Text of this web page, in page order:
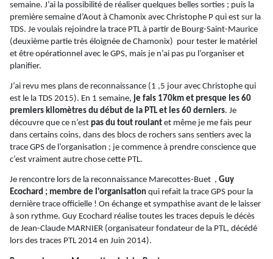
semaine. J’ai la possibilité de réaliser quelques belles sorties ; puis la
première semaine d’Aout à Chamonix avec Christophe P qui est sur la
TDS. Je voulais rejoindre la trace PTL à partir de Bourg-Saint-Maurice
(deuxième partie très éloignée de Chamonix) pour tester le matériel
et être opérationnel avec le GPS, mais je n’ai pas pu l’organiser et
planifier.
J’ai revu mes plans de reconnaissance (1 ,5 jour avec Christophe qui
est le la TDS 2015). En 1 semaine, je fais 170km et presque les 60
premiers kilomètres du début de la PTL et les 60 derniers. Je
découvre que ce n’est pas du tout roulant et même je me fais peur
dans certains coins, dans des blocs de rochers sans sentiers avec la
trace GPS de l’organisation ; je commence à prendre conscience que
c’est vraiment autre chose cette PTL.
Je rencontre lors de la reconnaissance Marecottes-Buet , Guy
Ecochard ; membre de l’organisation qui refait la trace GPS pour la
dernière trace officielle ! On échange et sympathise avant de le laisser
à son rythme. Guy Ecochard réalise toutes les traces depuis le décès
de Jean-Claude MARNIER (organisateur fondateur de la PTL, décédé
lors des traces PTL 2014 en Juin 2014).